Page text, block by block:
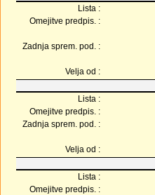
Lista :
Omejitve predpis. :
Zadnja sprem. pod. :
Velja od :
Lista :
Omejitve predpis. :
Zadnja sprem. pod. :
Velja od :
Lista :
Omejitve predpis. :